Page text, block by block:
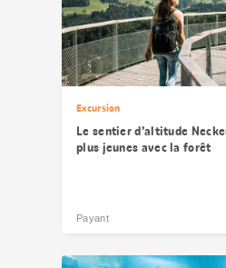
Excursion
Le sentier d’altitude
plus jeunes avec la forêt
Payant